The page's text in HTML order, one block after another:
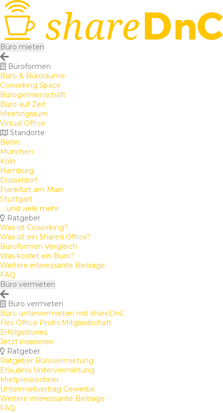
Büro mieten
Büroformen
Büro & Büroräume
Coworking Space
Bürogemeinschaft
Büro auf Zeit
Meetingraum
Virtual Office
Standorte
Berlin
München
Köln
Hamburg
Düsseldorf
Frankfurt am Main
Stuttgart
... und viele mehr
Ratgeber
Was ist Coworking?
Was ist ein Shared Office?
Büroformen Vergleich
Was kostet ein Büro?
Weitere interessante Beiträge
FAQ
Büro vermieten
Büro vermieten
Büro untervermieten mit shareDnC
Flex Office Profis Mitgliedschaft
Erfolgsstories
Jetzt inserieren
Ratgeber
Ratgeber Bürovermietung
Erlaubnis Untervermietung
Mietpreisrechner
Untermietvertrag Gewerbe
Weitere interessante Beiträge
FAQ